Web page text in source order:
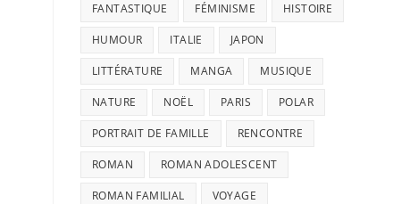
FANTASTIQUE FÉMINISME HISTOIRE
HUMOUR ITALIE JAPON
LITTÉRATURE MANGA MUSIQUE
NATURE NOËL PARIS POLAR
PORTRAIT DE FAMILLE RENCONTRE
ROMAN ROMAN ADOLESCENT
ROMAN FAMILIAL VOYAGE